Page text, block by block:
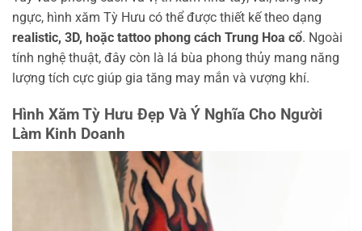
ngực, hình xăm Tỳ Hưu có thể được thiết kế theo dạng
realistic, 3D, hoặc tattoo phong cách Trung Hoa cổ. Ngoài
tính nghệ thuật, đây còn là lá bùa phong thủy mang năng
lượng tích cực giúp gia tăng may mắn và vượng khí.
Hình Xăm Tỳ Hưu Đẹp Và Ý Nghĩa Cho Người
Làm Kinh Doanh